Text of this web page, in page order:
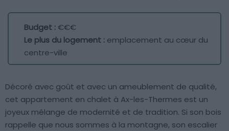
Budget :€€€
Le plus du logement : emplacement au cœur du
centre-ville
Décoré avec goût et avec un ameublement de qualité,
cet appartement en chalet à Ax-les-Thermes est un
joyeux mélange de modernité et de tradition. Si son bois
rappelle que nous sommes à la montagne, son escalier